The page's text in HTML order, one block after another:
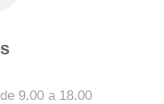
9.00 a 18.00